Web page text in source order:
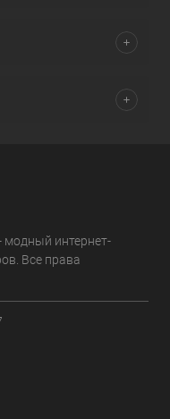
модный интернет-
Все права